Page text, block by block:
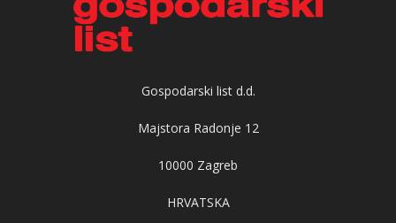
Gospodarski list d.d.
Majstora Radonje 12
10000 Zagreb
HRVATSKA